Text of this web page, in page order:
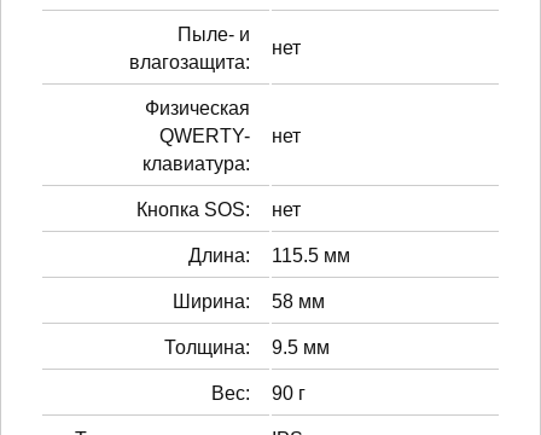
Пыле- и
влагозащита:
нет
Физическая
QWERTY-
клавиатура:
нет
Кнопка SOS: нет
Длина: 115.5 мм
Ширина: 58 мм
Толщина: 9.5 мм
Вес: 90 г